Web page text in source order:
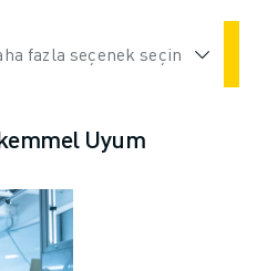
fazla seçenek seçin
Uyum